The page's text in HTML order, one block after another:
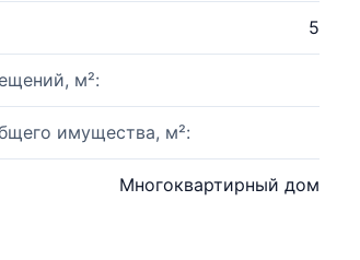
5
м²:
имущества, м²:
Многоквартирный дом